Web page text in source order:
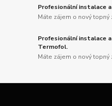
Profesionální instalace
Máte zájem o nový topný
Profesionální instalace
Termofol.
Máte zájem o nový topný